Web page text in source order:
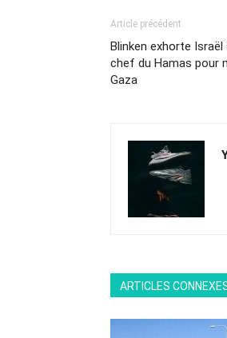
Article précédent
Blinken exhorte
chef du Hamas pour
Gaza
ARTICLES